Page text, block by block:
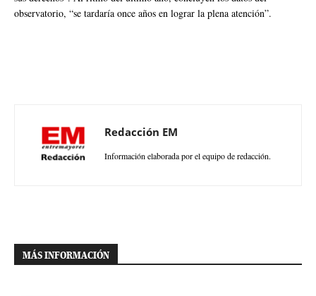
observatorio, “se tardaría once años en lograr la plena atención”.
Redacción EM
Información elaborada por el equipo de redacción.
MÁS INFORMACIÓN